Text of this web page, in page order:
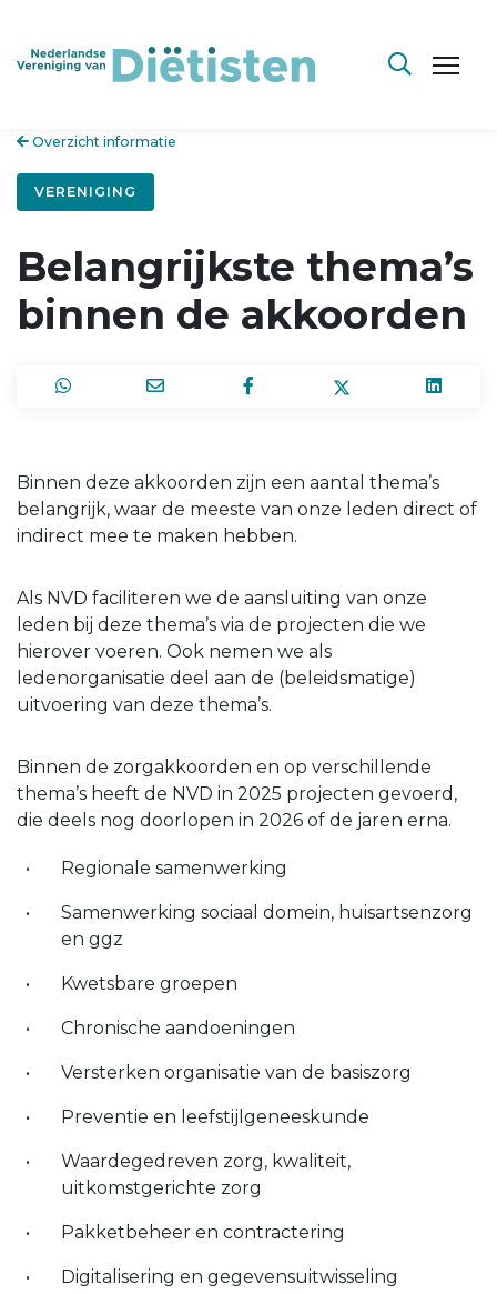
Overzicht informatie
VERENIGING
Belangrijkste thema’s
binnen de akkoorden
Binnen deze akkoorden zijn een aantal thema’s
belangrijk, waar de meeste van onze leden direct of
indirect mee te maken hebben.
Als NVD faciliteren we de aansluiting van onze
leden bij deze thema’s via de projecten die we
hierover voeren. Ook nemen we als
ledenorganisatie deel aan de (beleidsmatige)
uitvoering van deze thema’s.
Binnen de zorgakkoorden en op verschillende
thema’s heeft de NVD in 2025 projecten gevoerd,
die deels nog doorlopen in 2026 of de jaren erna.
Regionale samenwerking
Samenwerking sociaal domein, huisartsenzorg
en ggz
Kwetsbare groepen
Chronische aandoeningen
Versterken organisatie van de basiszorg
Preventie en leefstijlgeneeskunde
Waardegedreven zorg, kwaliteit,
uitkomstgerichte zorg
Pakketbeheer en contractering
Digitalisering en gegevensuitwisseling